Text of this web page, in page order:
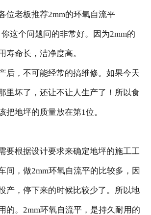
位老板推荐2mm的环氧自流平
这个问题问的非常好。因为2mm的
寿命长，洁净度高。
后，不可能经常的搞维修。如果今天
里坏了，还让不让人生产了！所以食
把地坪的质量放在第1位。
要根据设计要求来确定地坪的施工工
间，做2mm环氧自流平的比较多，因
产，停下来的时候比较少了。所以地
的。2mm环氧自流平，是持久耐用的